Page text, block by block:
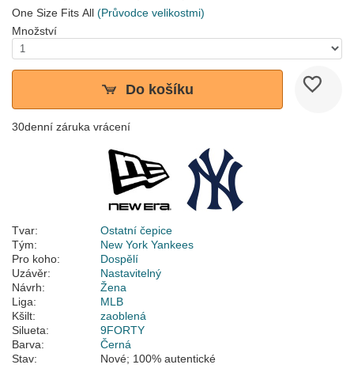
One Size Fits All (Průvodce velikostmi)
Množství
Do košíku
30denní záruka vrácení
Tvar:
Ostatní čepice
Tým:
New York Yankees
Pro koho:
Dospělí
Uzávěr:
Nastavitelný
Návrh:
Žena
Liga:
MLB
Kšilt:
zaoblená
Silueta:
9FORTY
Barva:
Černá
Stav:
Nové; 100% autentické